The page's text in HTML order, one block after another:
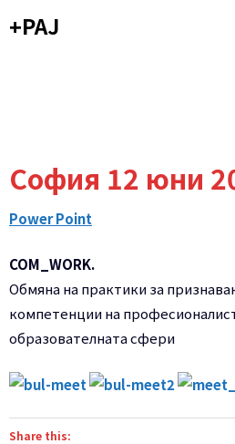
to+PAJ
София 12 юни
Power Point
COM_WORK.
Обмяна на практики за
компетенции на
образователната сфери
Share this: